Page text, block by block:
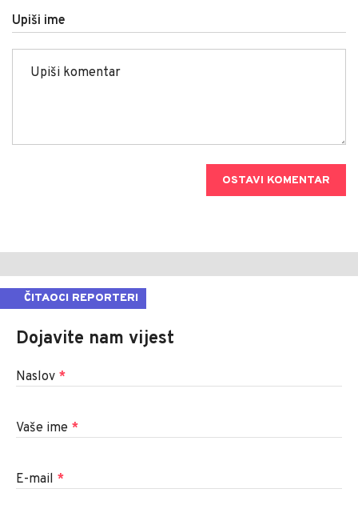
Upiši ime
OSTAVI KOMENTAR
ČITAOCI REPORTERI
Dojavite nam vijest
Naslov *
Vaše ime *
E-mail *